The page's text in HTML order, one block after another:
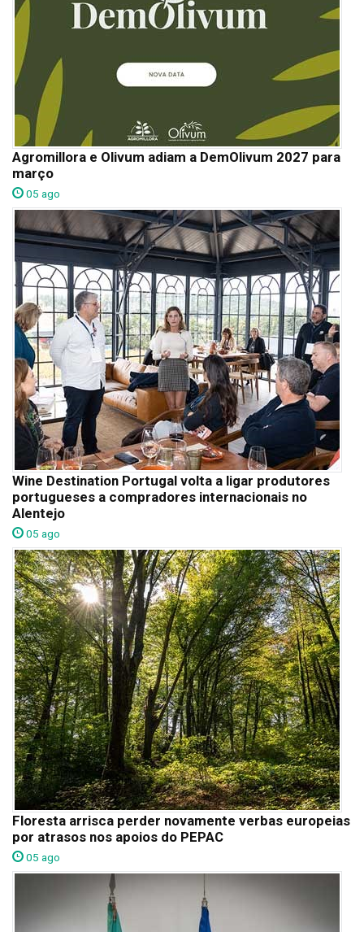
Agromillora e Olivum adiam a DemOlivum 2027 para
março
05 ago
Wine Destination Portugal volta a ligar produtores
portugueses a compradores internacionais no
Alentejo
05 ago
Floresta arrisca perder novamente verbas europeias
por atrasos nos apoios do PEPAC
05 ago